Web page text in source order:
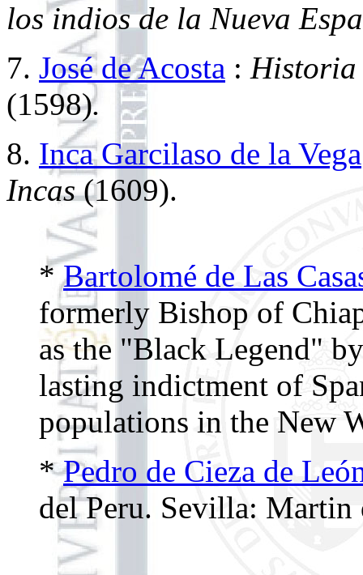
los indios de la Nueva
7. José de Acosta : Historia
(1598).
8. Inca Garcilaso de la Vega
Incas(1609).
*Bartolomé de Las
formerly Bishop of
as the "Black Legend"
lasting indictment of
populations in the New
*Pedro de Cieza de
del Peru. Sevilla: Martin